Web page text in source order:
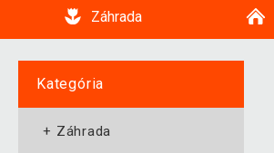
Záhrada
Kategória
+ Záhrada